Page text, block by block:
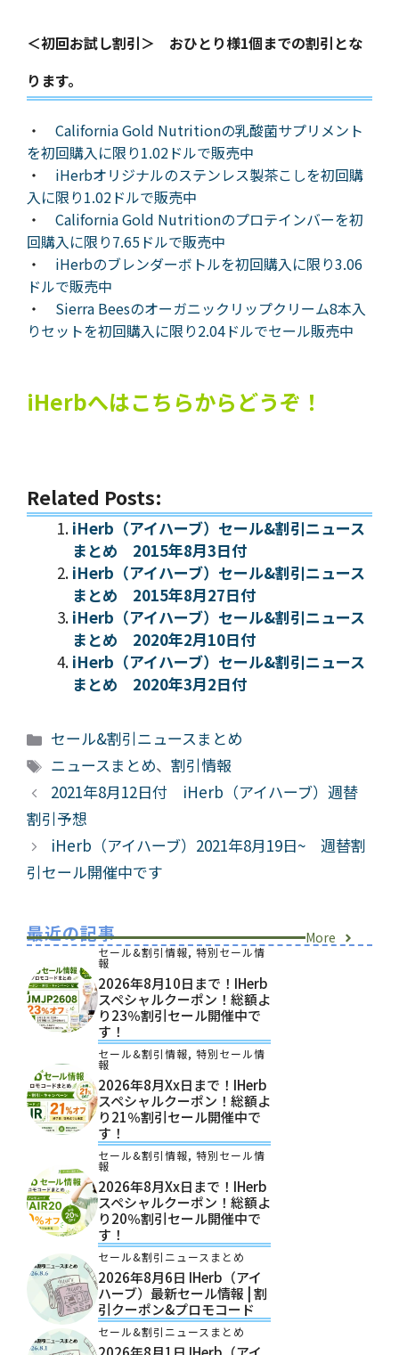
＜初回お試し割引＞ おひとり様1個までの割引とな
ります。
・ California Gold Nutritionの乳酸菌サプリメント
を初回購入に限り1.02ドルで販売中
・ iHerbオリジナルのステンレス製茶こしを初回購
入に限り1.02ドルで販売中
・ California Gold Nutritionのプロテインバーを初
回購入に限り7.65ドルで販売中
・ iHerbのブレンダーボトルを初回購入に限り3.06
ドルで販売中
・ Sierra Beesのオーガニックリップクリーム8本入
りセットを初回購入に限り2.04ドルでセール販売中
iHerbへはこちらからどうぞ！
Related Posts:
iHerb（アイハーブ）セール&割引ニュース
まとめ 2015年8月3日付
iHerb（アイハーブ）セール&割引ニュース
まとめ 2015年8月27日付
iHerb（アイハーブ）セール&割引ニュース
まとめ 2020年2月10日付
iHerb（アイハーブ）セール&割引ニュース
まとめ 2020年3月2日付
カ
テ
リ
ー
セール&割引ニュースまとめ
タ
グ
ニュースまとめ、割引情報
2021年8月12日付 iHerb（アイハーブ）週替
割引予想
iHerb（アイハーブ）2021年8月19日~ 週替割
引セール開催中です
最近の記事 More
セール&割引情報, 特別セール情
報
2026年8月10日まで！iHerb
スペシャルクーポン！総額よ
り23％割引セール開催中で
す！
セール&割引情報, 特別セール情
報
2026年8月xx日まで！iHerb
スペシャルクーポン！総額よ
り21％割引セール開催中で
す！
セール&割引情報, 特別セール情
報
2026年8月xx日まで！iHerb
スペシャルクーポン！総額よ
り20％割引セール開催中で
す！
セール&割引ニュースまとめ
2026年8月6日 IHerb（アイ
ハーブ）最新セール情報 | 割
引クーポン&プロモコード
セール&割引ニュースまとめ